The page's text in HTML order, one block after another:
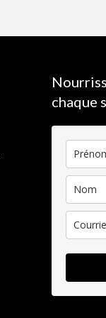
chaque